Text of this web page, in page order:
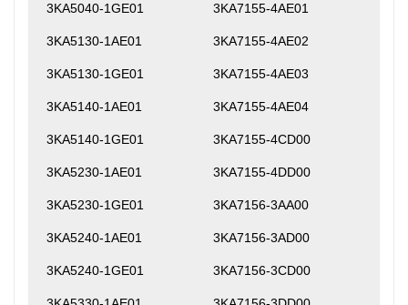
3KA5040-1GE01 3KA7155-4AE01
3KA5130-1AE01 3KA7155-4AE02
3KA5130-1GE01 3KA7155-4AE03
3KA5140-1AE01 3KA7155-4AE04
3KA5140-1GE01 3KA7155-4CD00
3KA5230-1AE01 3KA7155-4DD00
3KA5230-1GE01 3KA7156-3AA00
3KA5240-1AE01 3KA7156-3AD00
3KA5240-1GE01 3KA7156-3CD00